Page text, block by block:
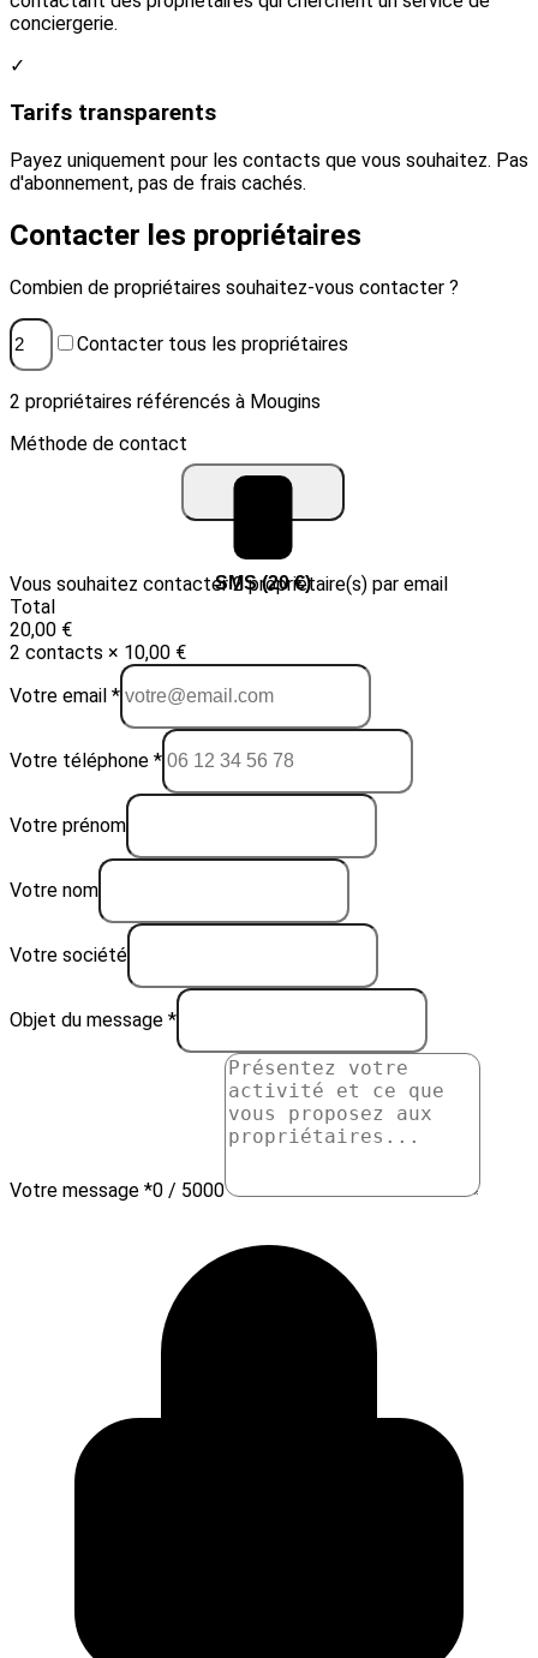
conciergerie.
✓
Tarifs transparents
Payez uniquement pour les contacts que vous souhaitez. Pas
d'abonnement, pas de frais cachés.
Contacter les propriétaires
Combien de propriétaires souhaitez-vous contacter ?
Contacter tous les propriétaires
2 propriétaires référencés à Mougins
Méthode de contact
Email (10 €) SMS (20 €)
Vous souhaitez contacter 2 propriétaire(s) par email
Total
20,00 €
2 contacts × 10,00 €
Votre email *
Votre téléphone *
Votre prénom
Votre nom
Votre société
Objet du message *
Votre message *0 / 5000